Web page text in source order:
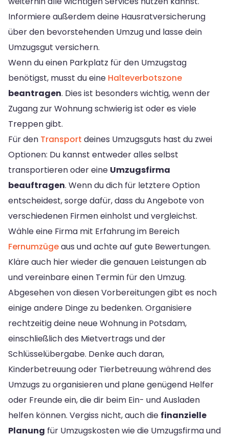
Informiere außerdem deine Hausratversicherung
über den bevorstehenden Umzug und lasse dein
Umzugsgut versichern.
Wenn du einen Parkplatz für den Umzugstag
benötigst, musst du eine Halteverbotszone
beantragen. Dies ist besonders wichtig, wenn der
Zugang zur Wohnung schwierig ist oder es viele
Treppen gibt.
Für den Transport deines Umzugsguts hast du zwei
Optionen: Du kannst entweder alles selbst
transportieren oder eine Umzugsfirma
beauftragen. Wenn du dich für letztere Option
entscheidest, sorge dafür, dass du Angebote von
verschiedenen Firmen einholst und vergleichst.
Wähle eine Firma mit Erfahrung im Bereich
Fernumzügeaus und achte auf gute Bewertungen.
Kläre auch hier wieder die genauen Leistungen ab
und vereinbare einen Termin für den Umzug.
Abgesehen von diesen Vorbereitungen gibt es noch
einige andere Dinge zu bedenken. Organisiere
rechtzeitig deine neue Wohnung in Potsdam,
einschließlich des Mietvertrags und der
Schlüsselübergabe. Denke auch daran,
Kinderbetreuung oder Tierbetreuung während des
Umzugs zu organisieren und plane genügend Helfer
oder Freunde ein, die dir beim Ein- und Ausladen
helfen können. Vergiss nicht, auch die finanzielle
Planung für Umzugskosten wie die Umzugsfirma und